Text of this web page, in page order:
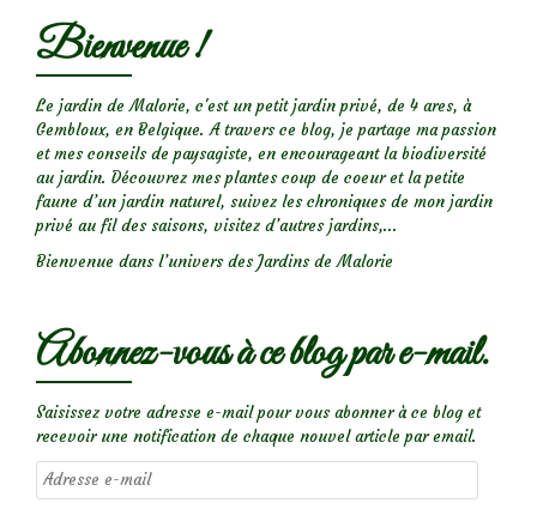
Bienvenue !
Le jardin de Malorie, c'est un petit jardin privé, de 4 ares, à
Gembloux, en Belgique. A travers ce blog, je partage ma passion
et mes conseils de paysagiste, en encourageant la biodiversité
au jardin. Découvrez mes plantes coup de coeur et la petite
faune d’un jardin naturel, suivez les chroniques de mon jardin
privé au fil des saisons, visitez d’autres jardins,...
Bienvenue dans l’univers des Jardins de Malorie
Abonnez-vous à ce blog par e-mail.
Saisissez votre adresse e-mail pour vous abonner à ce blog et
recevoir une notification de chaque nouvel article par email.
Adresse
e-